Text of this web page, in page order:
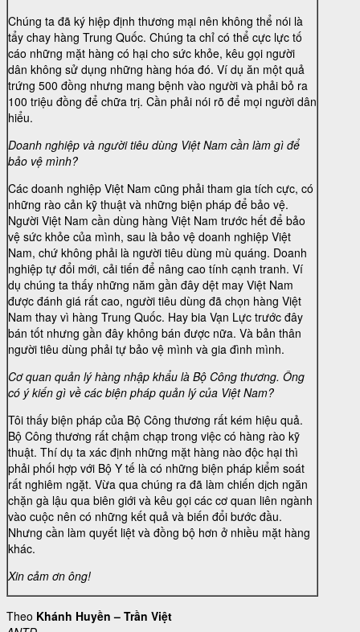
Chúng ta đã ký hiệp định thương mại nên không thể nói là
tẩy chay hàng Trung Quốc. Chúng ta chỉ có thể cực lực tố
cáo những mặt hàng có hại cho sức khỏe, kêu gọi người
dân không sử dụng những hàng hóa đó. Ví dụ ăn một quả
trứng 500 đồng nhưng mang bệnh vào người và phải bỏ ra
100 triệu đồng để chữa trị. Cần phải nói rõ để mọi người dân
hiểu.
Doanh nghiệp và người tiêu dùng Việt Nam cần làm gì để
bảo vệ mình?
Các doanh nghiệp Việt Nam cũng phải tham gia tích cực, có
những rào cản kỹ thuật và những biện pháp để bảo vệ.
Người Việt Nam cần dùng hàng Việt Nam trước hết để bảo
vệ sức khỏe của mình, sau là bảo vệ doanh nghiệp Việt
Nam, chứ không phải là người tiêu dùng mù quáng. Doanh
nghiệp tự đổi mới, cải tiến để nâng cao tính cạnh tranh. Ví
dụ chúng ta thấy những năm gần đây dệt may Việt Nam
được đánh giá rất cao, người tiêu dùng đã chọn hàng Việt
Nam thay vì hàng Trung Quốc. Hay bia Vạn Lực trước đây
bán tốt nhưng gần đây không bán được nữa. Và bản thân
người tiêu dùng phải tự bảo vệ mình và gia đình mình.
Cơ quan quản lý hàng nhập khẩu là Bộ Công thương. Ông
có ý kiến gì về các biện pháp quản lý của Việt Nam?
Tôi thấy biện pháp của Bộ Công thương rất kém hiệu quả.
Bộ Công thương rất chậm chạp trong việc có hàng rào kỹ
thuật. Thí dụ ta xác định những mặt hàng nào độc hại thì
phải phối hợp với Bộ Y tế là có những biện pháp kiểm soát
rất nghiêm ngặt. Vừa qua chúng ra đã làm chiến dịch ngăn
chặn gà lậu qua biên giới và kêu gọi các cơ quan liên ngành
vào cuộc nên có những kết quả và biến đổi bước đầu.
Nhưng cần làm quyết liệt và đồng bộ hơn ở nhiều mặt hàng
khác.
Xin cảm ơn ông!
Theo Khánh Huyền – Trần Việt